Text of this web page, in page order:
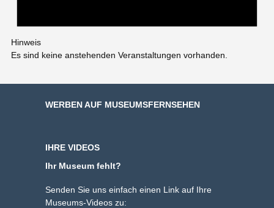
Hinweis
Es sind keine anstehenden Veranstaltungen vorhanden.
WERBEN AUF MUSEUMSFERNSEHEN
IHRE VIDEOS
Ihr Museum fehlt?
Senden Sie uns einfach einen Link auf Ihre
Museums-Videos zu: